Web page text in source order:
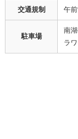
交通規制 午
駐車場
南
ラ